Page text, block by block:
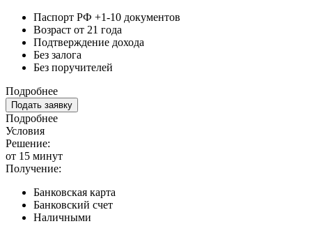
Паспорт РФ +1-10 документов
Возраст от 21 года
Подтверждение дохода
Без залога
Без поручителей
Подробнее
Подать заявку
Подробнее
Условия
Решение:
от 15 минут
Получение:
Банковская карта
Банковский счет
Наличными